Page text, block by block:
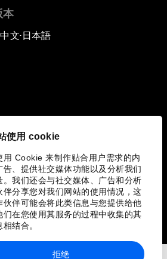
使用 cookie
用 Cookie 来制作贴合用户需求的内
告、提供社交媒体功能以及分析我们
。我们还会与社交媒体、广告和分析
伴分享您对我们网站的使用情况，这
伙伴可能会将此类信息与您提供给他
们在您使用其服务的过程中收集的其
结合。
拒绝
本
中文▪ 日本語